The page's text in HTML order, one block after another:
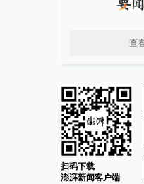
查
扫码下载
澎湃新闻客户端